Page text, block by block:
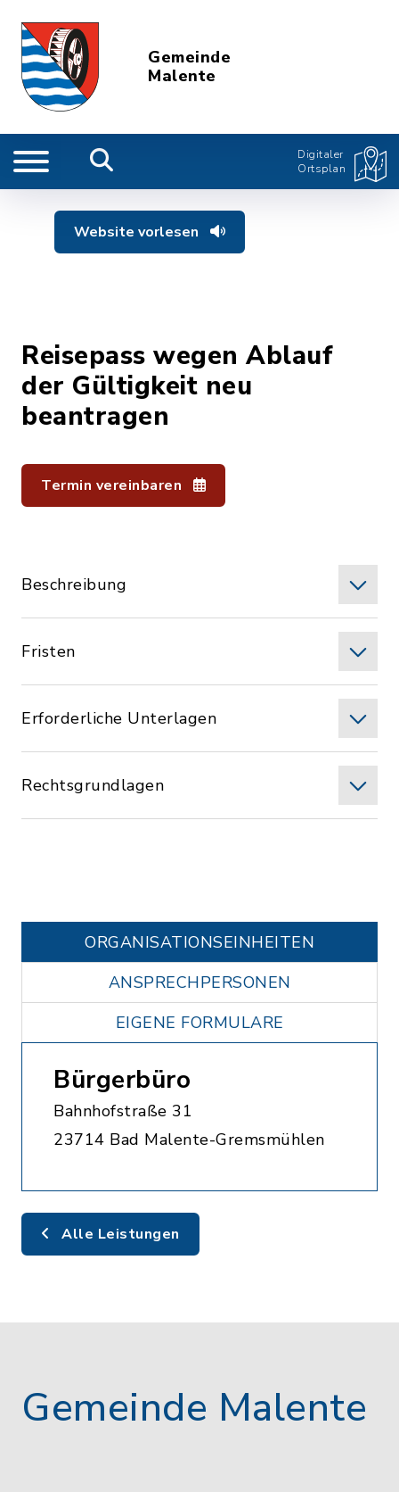
Gemeinde
Malente
Digitaler
Ortsplan
Website vorlesen
Reisepass wegen Ablauf
der Gültigkeit neu
beantragen
Termin vereinbaren
Beschreibung
Fristen
Erforderliche Unterlagen
Rechtsgrundlagen
ORGANISATIONS­EINHEITEN
ANSPRECHPERSONEN
EIGENE FORMULARE
Bürgerbüro
Bahnhofstraße 31
23714 Bad Malente-Gremsmühlen
Alle Leistungen
Gemeinde Malente